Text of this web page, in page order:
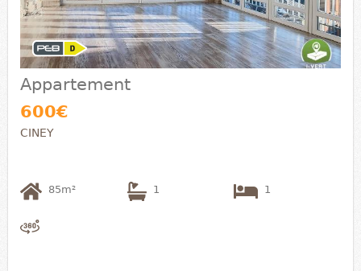
Appartement
600€
CINEY
85m² 1 1